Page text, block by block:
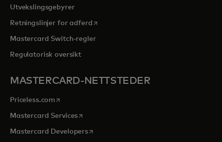
Utvekslingsgebyrer
Retningslinjer for adferdopens in a new tab
Mastercard Switch-regler
Regulatorisk oversikt
MASTERCARD-NETTSTEDER
Priceless.com opens in a new tab
Mastercard Servicesopens in a new tab
Mastercard Developersopens in a new tab